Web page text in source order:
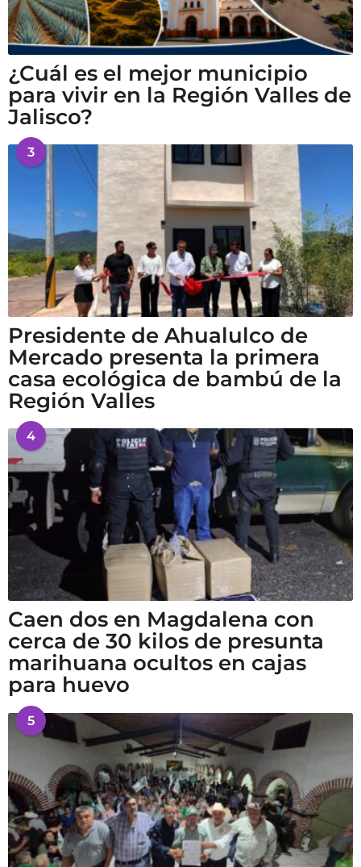
¿Cuál es el mejor municipio
para vivir en la Región Valles de
Jalisco?
3
Presidente de Ahualulco de
Mercado presenta la primera
casa ecológica de bambú de la
Región Valles
4
Caen dos en Magdalena con
cerca de 30 kilos de presunta
marihuana ocultos en cajas
para huevo
5